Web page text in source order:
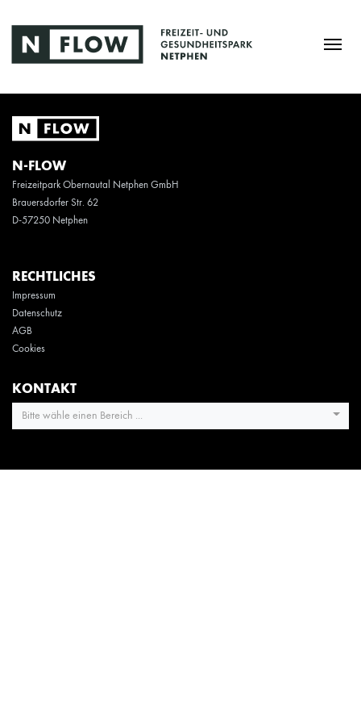
N-FLOW
Freizeitpark Obernautal Netphen GmbH
Brauersdorfer Str. 62
D-57250 Netphen
RECHTLICHES
Impressum
Datenschutz
AGB
Cookies
KONTAKT
Bitte wähle einen Bereich ...